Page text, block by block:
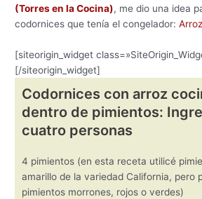
(Torres en la Cocina), me dio una idea
codornices que tenía el congelador:
[siteorigin_widget
[/siteorigin_widget]
Codornices con arroz
dentro de pimientos:
cuatro personas
4 pimientos (en esta receta utilicé
amarillo de la variedad California, pero
pimientos morrones, rojos o verdes)